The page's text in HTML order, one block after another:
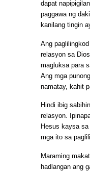
dapat
paggawa ng
kanilang tingin
Ang
relasyon sa
magluksa para
Ang mga
namatay, kahit
Hindi ibig
relasyon.
Hesus kaysa
mga ito sa
Maraming
hadlangan ang